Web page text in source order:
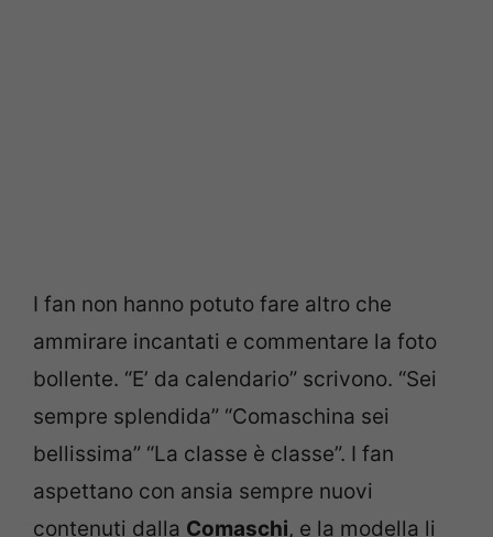
I fan non hanno potuto fare altro che
ammirare incantati e commentare la foto
bollente. “E’ da calendario” scrivono. “Sei
sempre splendida” “Comaschina sei
bellissima” “La classe è classe”. I fan
aspettano con ansia sempre nuovi
contenuti dalla Comaschi, e la modella li